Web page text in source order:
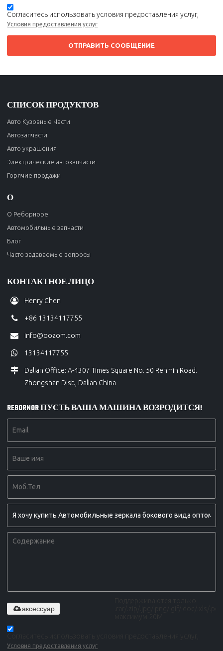
Согласитесь использовать условия предоставления услуг,
Условия предоставления услуг
ОТПРАВИТЬ СООБЩЕНИЕ
СПИСОК ПРОДУКТОВ
Авто Кузовные Части
Автозапчасти
Авто украшения
Электрические автозапчасти
Горячие продажи
О
О Реборноре
Автомобильные запчасти
Блог
Часто задаваемые вопросы
КОНТАКТНОЕ ЛИЦО
Henry Chen
+86 13134117755
info@oozom.com
13134117755
Dalian Office: A-4307 Times Square No. 50 Renmin Road.
Zhongshan Dist., Dalian China
REBORNOR ПУСТЬ ВАША МАШИНА ВОЗРОДИТСЯ!
аксессуар
Условия предоставления услуг